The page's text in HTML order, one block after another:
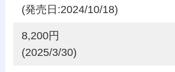
(発売日:2024/10/18)
8,200円
(2025/3/30)